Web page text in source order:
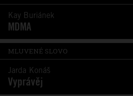
Kay Buriánek
MDMA
MLUVENÉ SLOVO
Jarda Konáš
Vyprávěj